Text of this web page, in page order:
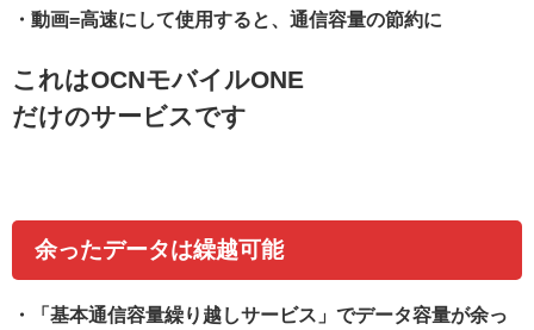
・動画=高速にして使用すると、通信容量の節約に
これはOCNモバイルONE
だけのサービスです
余ったデータは繰越可能
・
「基本通信容量繰り越しサービス」でデータ容量が余っ